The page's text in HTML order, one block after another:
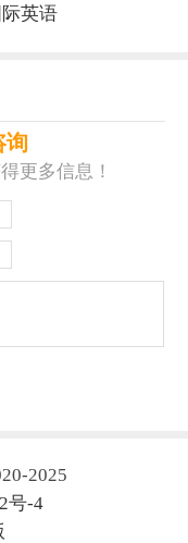
英语
询
更多信息！
2025
号-4